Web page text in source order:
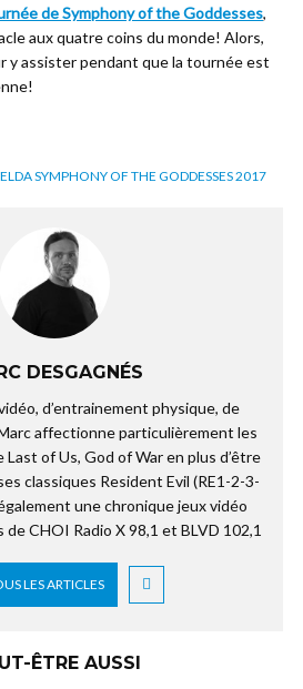
de Symphony of the Goddesses,
aux quatre coins du monde! Alors,
y assister pendant que la tournée est
SYMPHONY OF THE GODDESSES 2017
DESGAGNÉS
d’entrainement physique, de
affectionne particulièrement les
of Us, God of War en plus d’être
classiques Resident Evil (RE1-2-3-
une chronique jeux vidéo
CHOI Radio X 98,1 et BLVD 102,1
LES ARTICLES
ÊTRE AUSSI